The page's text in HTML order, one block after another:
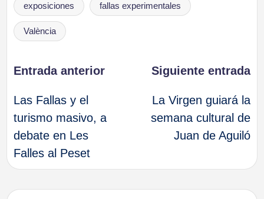
exposiciones fallas experimentales
València
Navegación
de
entradas
Entrada anterior
Las Fallas y el
turismo masivo, a
debate en Les
Falles al Peset
Siguiente entrada
La Virgen guiará la
semana cultural de
Juan de Aguiló